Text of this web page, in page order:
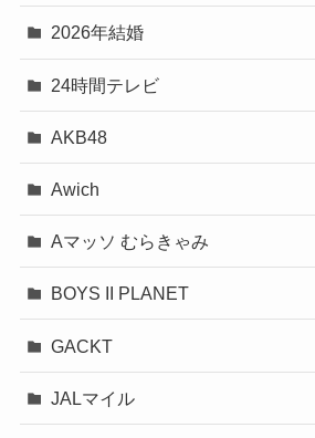
2026年結婚
24時間テレビ
AKB48
Awich
Aマッソ むらきゃみ
BOYS II PLANET
GACKT
JALマイル